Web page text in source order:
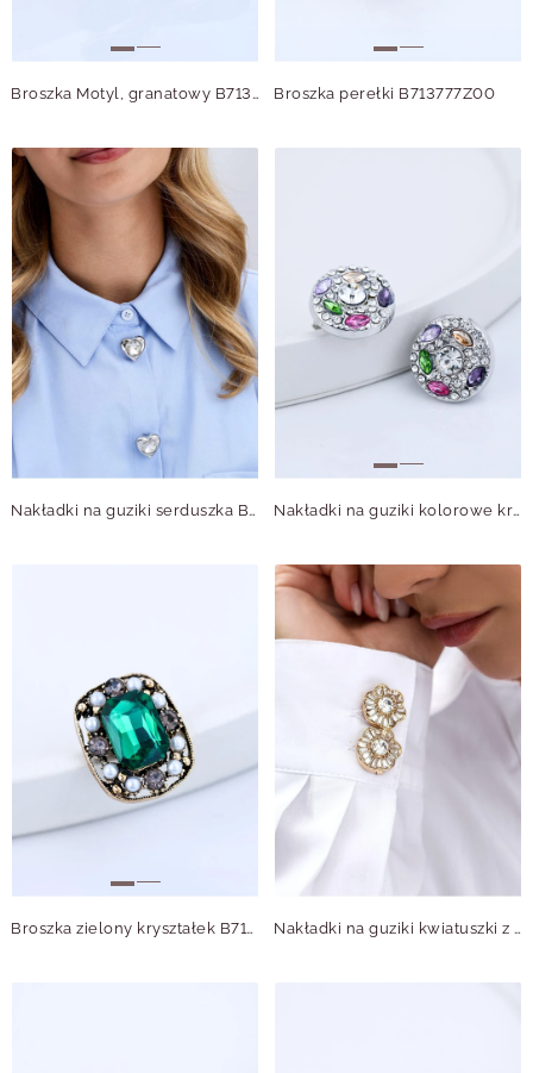
Broszka Motyl, granatowy B713765Z00 Broszka perełki B713777Z00
Nakładki na guziki serduszka B913847S00 Nakładki na guziki kolorowe kryształki B913842S00
Broszka zielony kryształek B713809Z00 Nakładki na guziki kwiatuszki z kryształkami B913832Z00